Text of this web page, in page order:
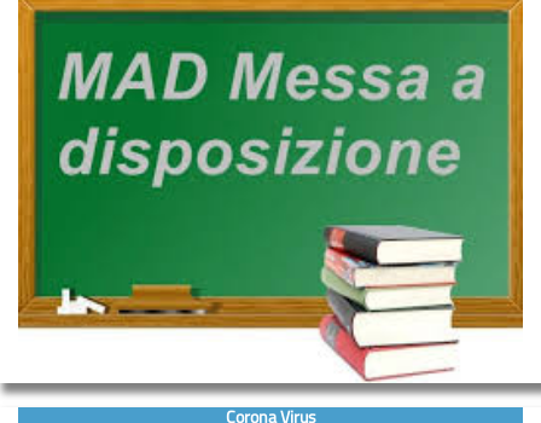
Corona Virus